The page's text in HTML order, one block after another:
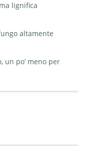
lignifica
altamente
un po’ meno per